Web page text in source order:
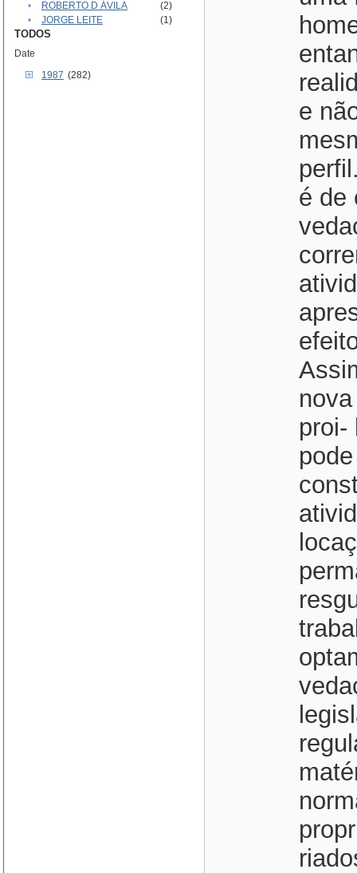
•
ROBERTO D ÁVILA
(2)
•
JORGE LEITE (1)
TODOS
Date
1987 (282)
e
é de
proi-